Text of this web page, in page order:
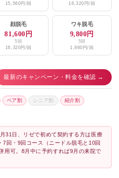
15,560円/回
16,320円/回
顔脱毛
81,600円
5回
16,320円/回
ワキ脱毛
9,800円
5回
1,960円/回
最新のキャンペーン・料金を確認 →
ペア割 シニア割 紹介割
31日、リゼで初めて契約する方は医療
回・9回コース（ニードル脱毛と10回
用可。8月中に予約すれば9月の来院で